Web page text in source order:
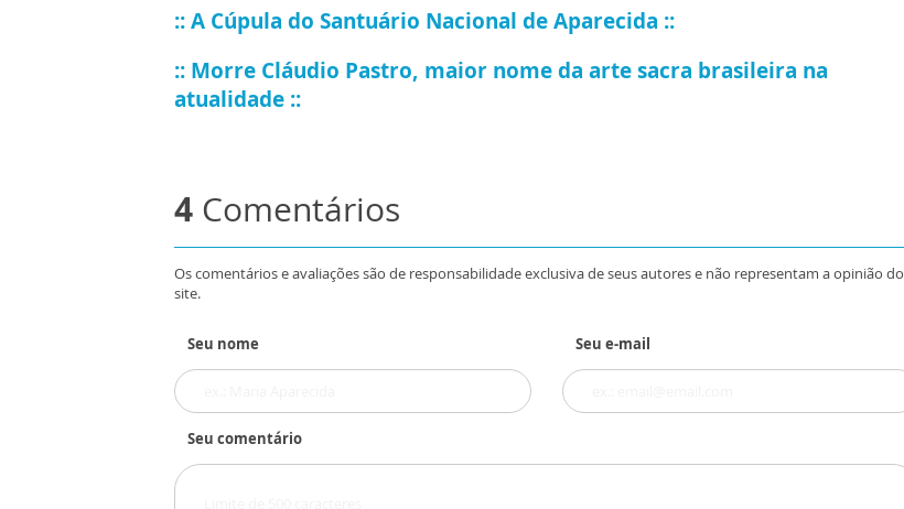
:: A Cúpula do Santuário Nacional de Aparecida ::
:: Morre Cláudio Pastro, maior nome da arte sacra brasileira na
atualidade ::
4 Comentários
Os comentários e avaliações são de responsabilidade exclusiva de seus autores e não representam a opinião do
site.
Seu nome Seu e-mail
Seu comentário